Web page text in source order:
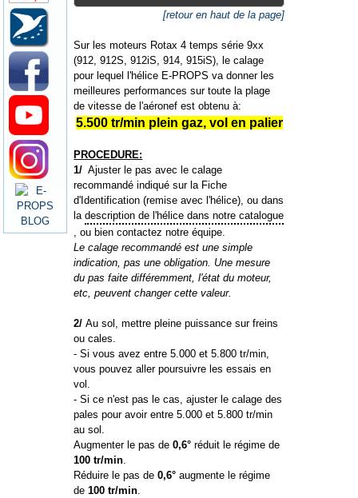
[retour en haut de la page]
Sur les moteurs Rotax 4 temps série 9xx
(912, 912S, 912iS, 914, 915iS), le calage
pour lequel l'hélice E-PROPS va donner les
meilleures performances sur toute la plage
de vitesse de l'aéronef est obtenu à:
5.500 tr/min plein gaz, vol en palier
PROCEDURE:
1/ Ajuster le pas avec le calage
recommandé indiqué sur la Fiche
d'Identification (remise avec l'hélice), ou dans
ladescription de l'hélice dans notre catalogue
, ou bien contactez notre équipe.
Le calage recommandé est une simple
indication, pas une obligation. Une mesure
du pas faite différemment, l'état du moteur,
etc, peuvent changer cette valeur.
2/ Au sol, mettre pleine puissance sur freins
ou cales.
- Si vous avez entre 5.000 et 5.800 tr/min,
vous pouvez aller poursuivre les essais en
vol.
- Si ce n'est pas le cas, ajuster le calage des
pales pour avoir entre 5.000 et 5.800 tr/min
au sol.
Augmenter le pas de0,6° réduit le régime de
100 tr/min
Réduire le pas de0,6° augmente le régime
de100 tr/min